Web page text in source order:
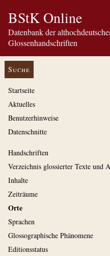
BStK Online
Datenbank der
Glossenhandschriften
Suche
Startseite
Aktuelles
Benutzerhinweise
Datenschnitte
Handschriften
Verzeichnis glossierter Texte und
Inhalte
Zeiträume
Orte
Sprachen
Glossographische Phänomene
Editionsstatus